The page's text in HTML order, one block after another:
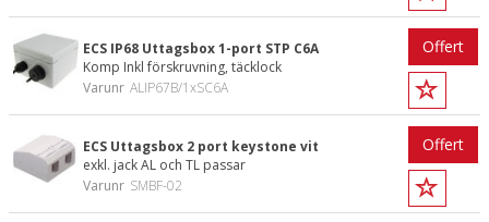
ECS IP68 Uttagsbox 1-port STP C6A
Komp Inkl förskruvning, täcklock
Varunr ALIP67B/1xSC6A
Offert
ECS Uttagsbox 2 port keystone vit
exkl. jack AL och TL passar
Varunr SMBF-02
Offert